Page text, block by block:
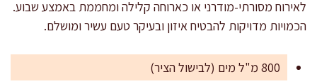
לאירוח מסורתי-מודרני או כארוחה קלילה ומחממת באמצע שבוע.
הכמויות מדויקות להבטיח איזון ובעיקר טעם עשיר ומושלם.
800 מ"ל מים (לבישול הציר)